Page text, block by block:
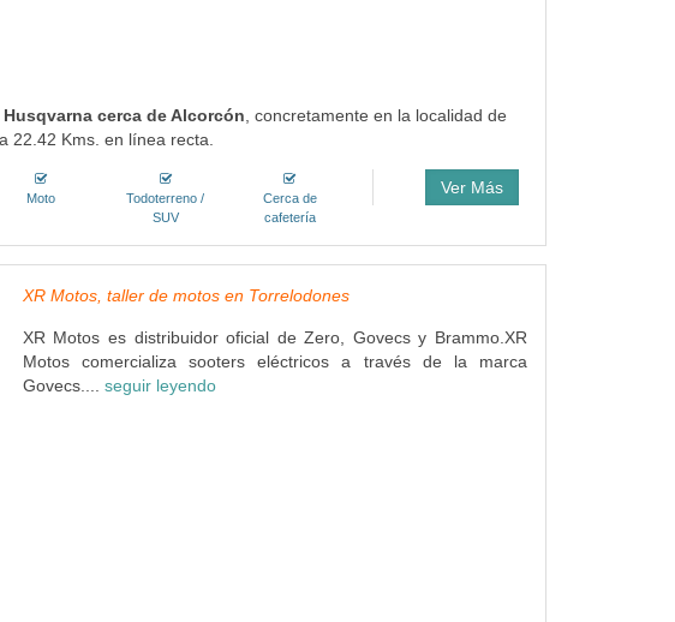
cerca de Alcorcón , concretamente en la localidad de
22.42 Kms. en línea recta.
Moto
Todoterreno /
SUV
Cerca de
cafetería
Ver Más
XR Motos, taller de motos en Torrelodones
XR Motos es distribuidor oficial de Zero, Govecs y Brammo.XR
Motos comercializa sooters eléctricos a través de la marca
Govecs.... seguir leyendo